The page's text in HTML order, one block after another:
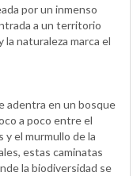
por un inmenso
a un territorio
naturaleza marca el
adentra en un bosque
a poco entre el
y el murmullo de la
estas caminatas
la biodiversidad se